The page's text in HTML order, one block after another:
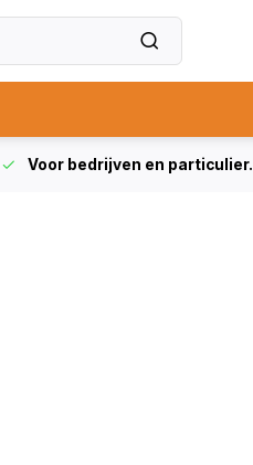
Voor bedrijven en particulier.